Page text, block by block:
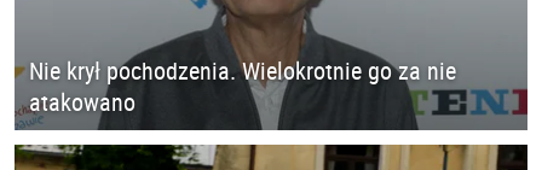
Nie krył pochodzenia. Wielokrotnie go za nie
atakowano